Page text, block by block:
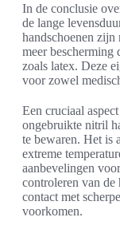
In de conclusie
de lange
handschoenen zijn
meer bescherming
zoals latex. Deze
voor zowel
Een cruciaal
ongebruikte nitril
te bewaren. Het is
extreme
aanbevelingen
controleren van de
contact met
voorkomen.